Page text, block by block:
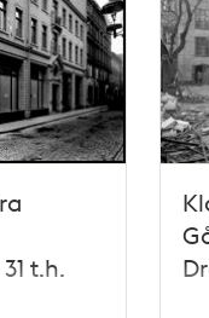
t.h.